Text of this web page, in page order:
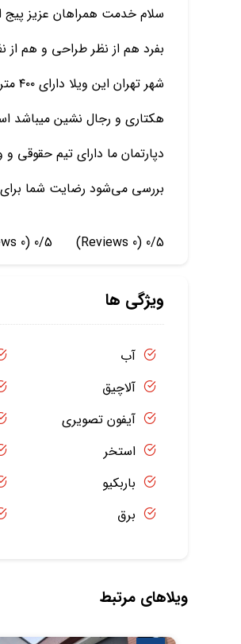
سلام خدمت همراهان عزیز
هکتاری و رجال نشین میباشد
دپارتمان ما دارای تیم حقوقی
بررسی می‌شود رضایت شما
0/5
(0 Reviews)
0/5
(0 Reviews)
ویژگی ها
آب
آلاچیق
آیفون تصویری
استخر
باربکیو
برق
ویلاهای مرتبط